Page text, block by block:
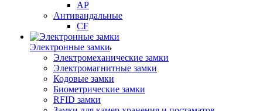
AP
Антивандальные
CF
Электронные замки
Электромеханические замки
Электромагнитные замки
Кодовые замки
Биометрические замки
RFID замки